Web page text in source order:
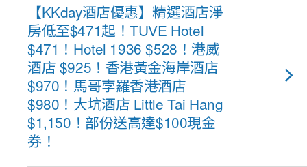
【KKday酒店優惠】精選酒店淨
房低至$471起！TUVE Hotel
$471！Hotel 1936 $528！港威
酒店 $925！香港黃金海岸酒店
$970！馬哥孛羅香港酒店
$980！大坑酒店 Little Tai Hang
$1,150！部份送高達$100現金
券！